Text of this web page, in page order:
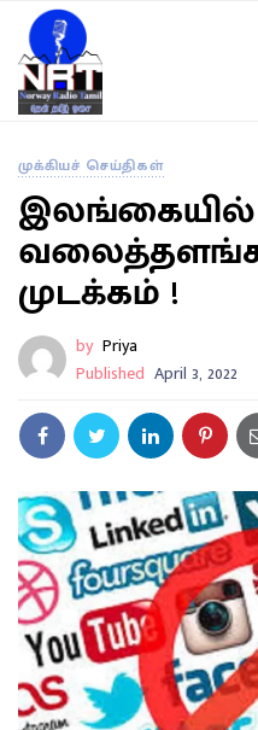
முக்கியச் செய்திகள்
இலங்கையில்
முடக்கம் !
by Priya
Published April 3, 2022